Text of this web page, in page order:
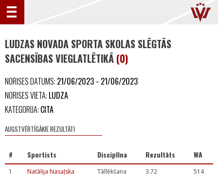
LUDZAS NOVADA SPORTA SKOLAS SLĒGTĀS
SACENSĪBAS VIEGLATLĒTIKĀ (0)
NORISES DATUMS: 21/06/2023 - 21/06/2023
NORISES VIETA: LUDZA
KATEGORIJA: CITA
AUGSTVĒRTĪGĀKIE REZULTĀTI
# Sportists Disciplīna Rezultāts WA
1 Natālija Nasaļska Tāllēkšana 3.72
514